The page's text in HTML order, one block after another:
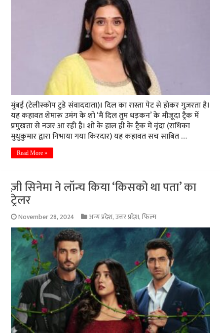
मुंबई (टेलीस्कोप टुडे संवाददाता)। दिल का रास्ता पेट से होकर गुज़रता है।
यह कहावत शेमारू उमंग के शो ‘मैं दिल तुम धड़कन’ के मौजूदा ट्रैक में
प्रमुखता से नजर आ रही है। शो के हाल ही के ट्रैक में वृंदा (राधिका
मुथुकुमार द्वारा निभाया गया किरदार) यह कहावत सच साबित …
Read More »
ज़ी सिनेमा ने लॉन्च किया ‘किसको था पता’ का
ट्रेलर
November 28, 2024 अन्य प्रदेश,उत्तर प्रदेश,फिल्म